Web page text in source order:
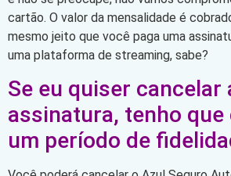
cartão. O valor da mensalidade é
mesmo jeito que você paga uma
uma plataforma de streaming, sabe?
Se eu quiser cancelar
assinatura, tenho
um período de